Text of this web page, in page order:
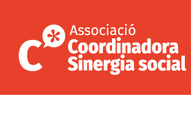
contingut